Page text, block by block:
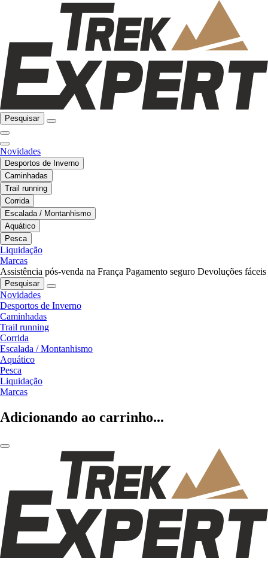
Pesquisar
Novidades
Desportos de Inverno
Caminhadas
Trail running
Corrida
Escalada / Montanhismo
Aquático
Pesca
Liquidação
Marcas
Assistência pós-venda na França Pagamento seguro Devoluções fáceis
Pesquisar
Novidades
Desportos de Inverno
Caminhadas
Trail running
Corrida
Escalada / Montanhismo
Aquático
Pesca
Liquidação
Marcas
Adicionando ao carrinho...